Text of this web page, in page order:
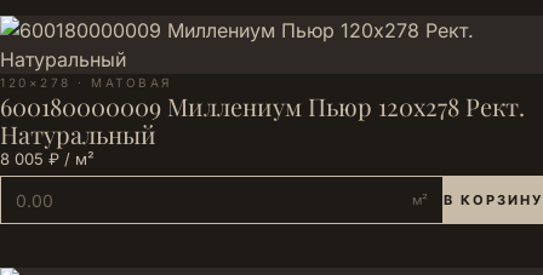
120×278 · МАТОВАЯ
600180000009 Миллениум Пьюр 120х278 Рект.
Натуральный
8 005 ₽ / м²
м² В КОРЗИНУ